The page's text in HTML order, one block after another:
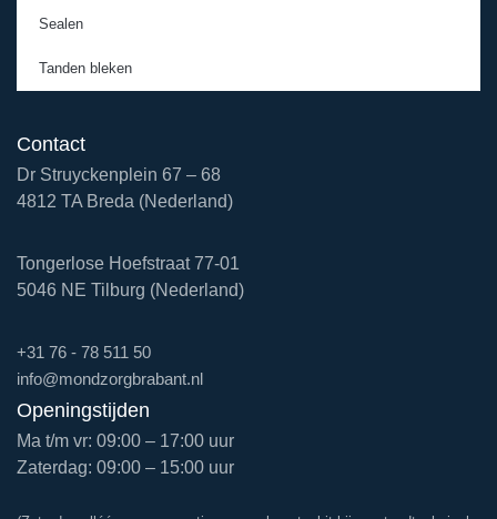
Sealen
Tanden bleken
Contact
Dr Struyckenplein 67 – 68
4812 TA Breda (Nederland)
Tongerlose Hoefstraat 77-01
5046 NE Tilburg (Nederland)
+31 76 - 78 511 50
info@mondzorgbrabant.nl
Openingstijden
Ma t/m vr: 09:00 – 17:00 uur
Zaterdag: 09:00 – 15:00 uur